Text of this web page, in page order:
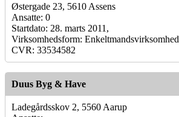
Østergade 23, 5610 Assens
Ansatte: 0
Startdato: 28. marts 2011,
Virksomhedsform: Enkeltmandsvirksomhed
CVR: 33534582
Duus Byg & Have
Ladegårdsskov 2, 5560 Aarup